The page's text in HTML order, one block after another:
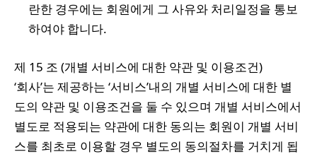
란한 경우에는 회원에게 그 사유와 처리일정을 통보
하여야 합니다.
제 15 조 (개별 서비스에 대한 약관 및 이용조건)
‘회사’는 제공하는 ‘서비스’내의 개별 서비스에 대한 별
도의 약관 및 이용조건을 둘 수 있으며 개별 서비스에서
별도로 적용되는 약관에 대한 동의는 회원이 개별 서비
스를 최초로 이용할 경우 별도의 동의절차를 거치게 됩